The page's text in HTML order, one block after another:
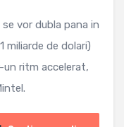
vor dubla pana in
miliarde de dolari)
un ritm accelerat,